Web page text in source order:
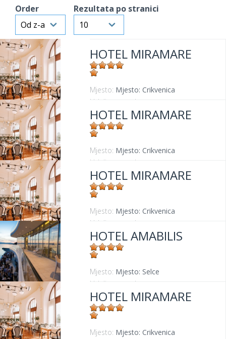
Order Rezultata po stranici
HOTEL MIRAMARE
Mjesto: Mjesto: Crikvenica
Udaljenost od mora:
HOTEL MIRAMARE
Mjesto: Mjesto: Crikvenica
Udaljenost od mora:
HOTEL MIRAMARE
Mjesto: Mjesto: Crikvenica
Udaljenost od mora:
HOTEL AMABILIS
Mjesto: Mjesto: Selce
Udaljenost od mora:
HOTEL MIRAMARE
Mjesto: Mjesto: Crikvenica